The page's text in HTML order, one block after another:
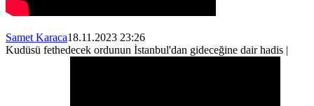
Samet Karaca18.11.2023 23:26
Kudüsü fethedecek ordunun İstanbul'dan gideceğine dair hadis |